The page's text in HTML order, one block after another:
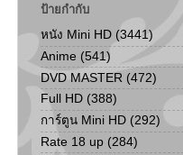
ป้ายกำกับ
หนัง Mini HD (3441)
Anime (541)
DVD MASTER (472)
Full HD (388)
การ์ตูน Mini HD (292)
Rate 18 up (284)